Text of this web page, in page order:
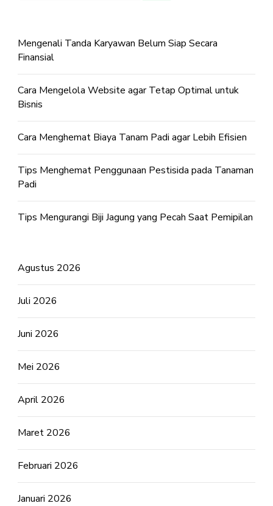
Mengenali Tanda Karyawan Belum Siap Secara
Finansial
Cara Mengelola Website agar Tetap Optimal untuk
Bisnis
Cara Menghemat Biaya Tanam Padi agar Lebih Efisien
Tips Menghemat Penggunaan Pestisida pada Tanaman
Padi
Tips Mengurangi Biji Jagung yang Pecah Saat Pemipilan
Agustus 2026
Juli 2026
Juni 2026
Mei 2026
April 2026
Maret 2026
Februari 2026
Januari 2026